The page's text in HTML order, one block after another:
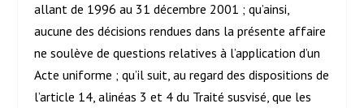
allant de 1996 au 31 décembre 2001 ; qu’ainsi,
aucune des décisions rendues dans la présente affaire
ne soulève de questions relatives à l’application d’un
Acte uniforme ; qu’il suit, au regard des dispositions de
l’article 14, alinéas 3 et 4 du Traité susvisé, que les